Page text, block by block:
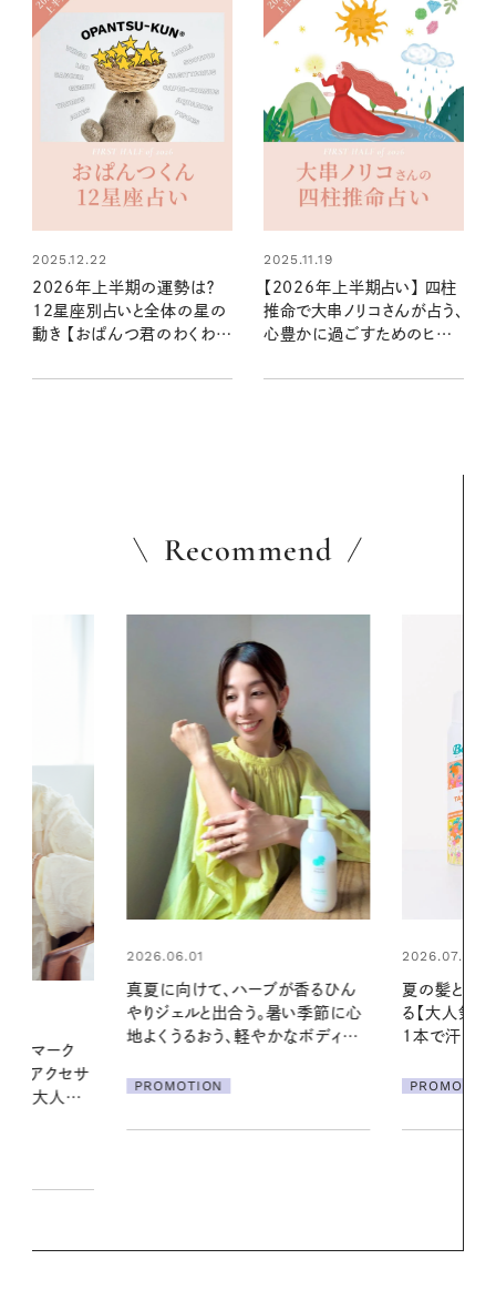
2025.12.22
2026年上半期の運勢は？
12星座別占いと全体の星の
動き 【おぱんつ君のわくわく
2025.11.19
【2026年上半期占い】 四柱
推命で大串ノリコさんが占う、
心豊かに過ごすためのヒント
Recommend
2026.07.24
夏の髪と心が瞬時にリフレッシュす
る【大人気のドライシャンプー】 この
1本で汗ばむ季節も一日中心地よく
PROMOTION
2026.06.01
お出かけ前
の一日。汗ば
に過ごす私